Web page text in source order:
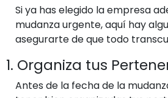
Si ya has elegido la empresa
mudanza urgente, aquí hay
asegurarte de que todo
1. Organiza tus
Antes de la fecha de la